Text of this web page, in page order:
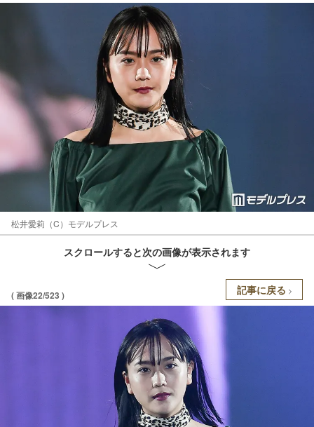
松井愛莉（C）モデルプレス
スクロールすると次の画像が表示されます
( 画像22/523 ) 記事に戻る